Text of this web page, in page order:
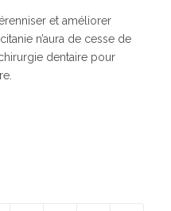
et améliorer
n’aura de cesse de
dentaire pour